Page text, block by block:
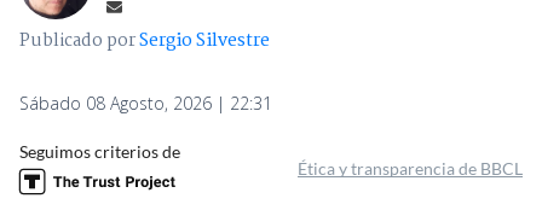
Publicado porSergio Silvestre
Sábado 08 Agosto, 2026 | 22:31
Seguimos criterios de
Ética y transparencia de BBCL